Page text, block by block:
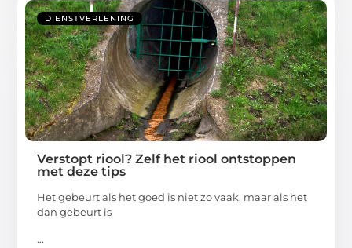
DIENSTVERLENING
Verstopt riool? Zelf het riool ontstoppen
met deze tips
Het gebeurt als het goed is niet zo vaak, maar als het
dan gebeurt is
...